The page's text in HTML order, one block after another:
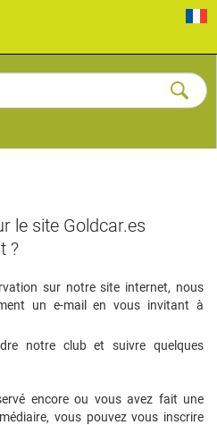
le site Goldcar.es
?
sur notre site internet, nous
un e-mail en vous invitant à
notre club et suivre quelques
encore ou vous avez fait une
vous pouvez vous inscrire